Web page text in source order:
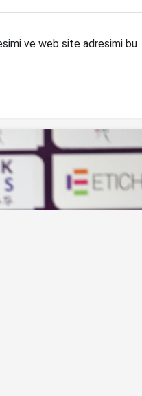
ve web site adresimi bu